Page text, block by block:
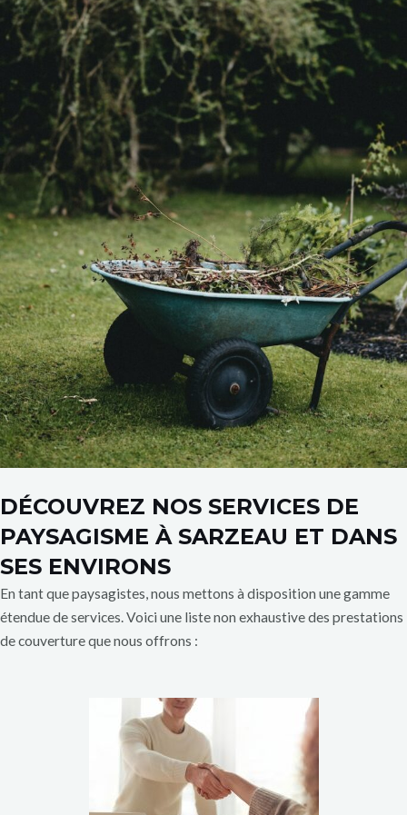
DÉCOUVREZ NOS SERVICES DE
PAYSAGISME À SARZEAU ET DANS
SES ENVIRONS
En tant que paysagistes, nous mettons à disposition une gamme
étendue de services. Voici une liste non exhaustive des prestations
de couverture que nous offrons :